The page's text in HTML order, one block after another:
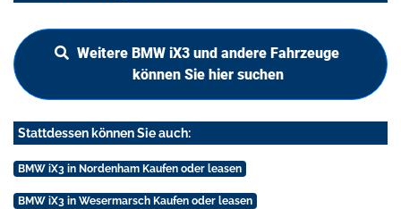
Weitere BMW iX3 und andere Fahrzeuge
können Sie hier suchen
Stattdessen können Sie auch:
BMW iX3 in Nordenham Kaufen oder leasen
BMW iX3 in Wesermarsch Kaufen oder leasen